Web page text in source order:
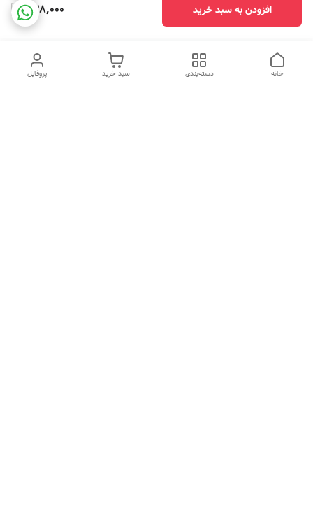
838,000 افزودن به سبد خرید
پروفایل سبد خرید دسته‌بندی خانه